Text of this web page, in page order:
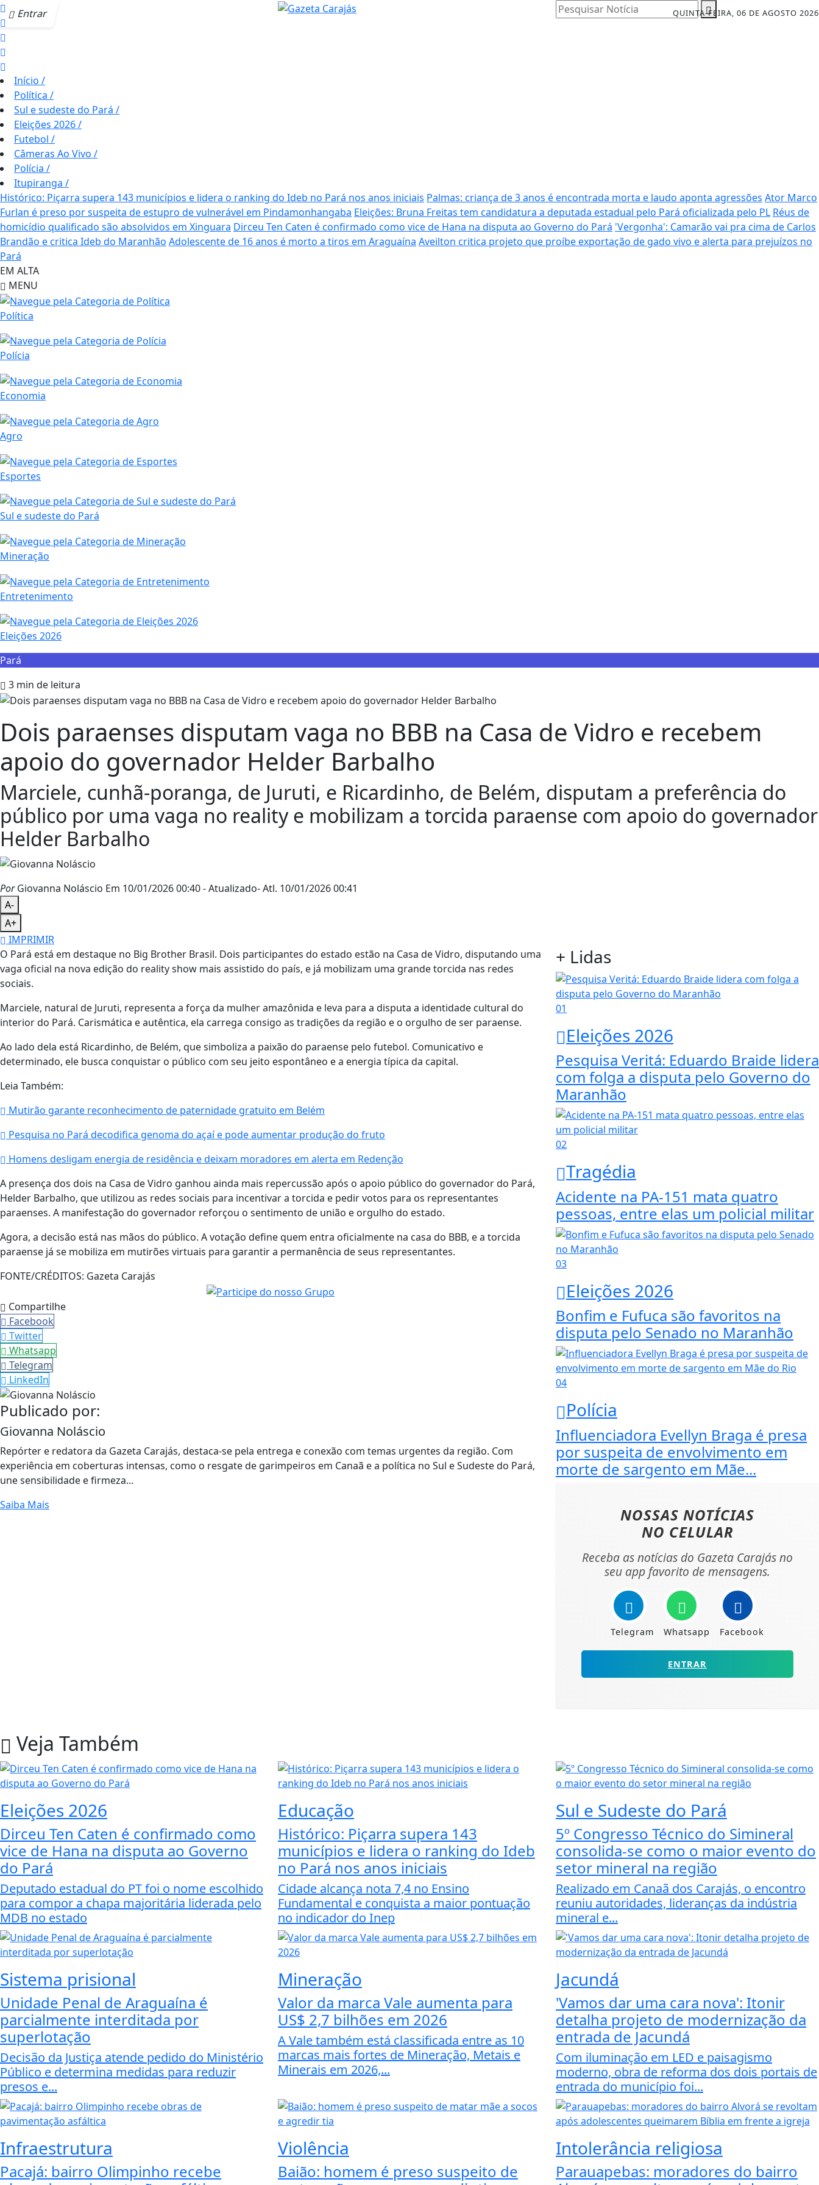
Entrar QUINTA-FEIRA, 06 DE AGOSTO 2026
Pesquisar Notícia
Início /
Política /
Sul e sudeste do Pará /
Eleições 2026/
Futebol /
Câmeras Ao Vivo /
Polícia /
Itupiranga /
Histórico: Piçarra supera 143 municípios e lidera o ranking do Ideb no Pará nos anos iniciais Palmas: criança de 3 anos é encontrada morta e laudo aponta agressões Ator Marco
Furlan é preso por suspeita de estupro de vulnerável em Pindamonhangaba Eleições: Bruna Freitas tem candidatura a deputada estadual pelo Pará oficializada pelo PL Réus de
homicídio qualificado são absolvidos em Xinguara Dirceu Ten Caten é confirmado como vice de Hana na disputa ao Governo do Pará 'Vergonha': Camarão vai pra cima de Carlos
Brandão e critica Ideb do Maranhão Adolescente de 16 anos é morto a tiros em Araguaína Aveilton critica projeto que proíbe exportação de gado vivo e alerta para prejuízos no
Pará
EM ALTA
MENU
Política
Polícia
Economia
Agro
Esportes
Sul e sudeste do Pará
Mineração
Entretenimento
Eleições 2026
Pará
3 min de leitura
Dois paraenses disputam vaga no BBB na Casa de Vidro e recebem
apoio do governador Helder Barbalho
Marciele, cunhã-poranga, de Juruti, e Ricardinho, de Belém, disputam a preferência do
público por uma vaga no reality e mobilizam a torcida paraense com apoio do governador
Helder Barbalho
PorGiovanna Noláscio Em 10/01/2026 00:40- Atualizado- Atl. 10/01/2026 00:41
A-
A+
IMPRIMIR
O Pará está em destaque no Big Brother Brasil. Dois participantes do estado estão na Casa de Vidro, disputando uma
vaga oficial na nova edição do reality show mais assistido do país, e já mobilizam uma grande torcida nas redes
sociais.
Marciele, natural de Juruti, representa a força da mulher amazônida e leva para a disputa a identidade cultural do
interior do Pará. Carismática e autêntica, ela carrega consigo as tradições da região e o orgulho de ser paraense.
Ao lado dela está Ricardinho, de Belém, que simboliza a paixão do paraense pelo futebol. Comunicativo e
determinado, ele busca conquistar o público com seu jeito espontâneo e a energia típica da capital.
Leia Também:
Mutirão garante reconhecimento de paternidade gratuito em Belém
Pesquisa no Pará decodifica genoma do açaí e pode aumentar produção do fruto
Homens desligam energia de residência e deixam moradores em alerta em Redenção
A presença dos dois na Casa de Vidro ganhou ainda mais repercussão após o apoio público do governador do Pará,
Helder Barbalho, que utilizou as redes sociais para incentivar a torcida e pedir votos para os representantes
paraenses. A manifestação do governador reforçou o sentimento de união e orgulho do estado.
Agora, a decisão está nas mãos do público. A votação define quem entra oficialmente na casa do BBB, e a torcida
paraense já se mobiliza em mutirões virtuais para garantir a permanência de seus representantes.
FONTE/CRÉDITOS: Gazeta Carajás
Compartilhe
Facebook
Twitter
Whatsapp
Telegram
LinkedIn
Publicado por:
Giovanna Noláscio
Repórter e redatora da Gazeta Carajás, destaca-se pela entrega e conexão com temas urgentes da região. Com
experiência em coberturas intensas, como o resgate de garimpeiros em Canaã e a política no Sul e Sudeste do Pará,
une sensibilidade e firmeza...
Saiba Mais
+ Lidas
01
Eleições 2026
Pesquisa Veritá: Eduardo Braide lidera
com folga a disputa pelo Governo do
Maranhão
02
Tragédia
Acidente na PA-151 mata quatro
pessoas, entre elas um policial militar
03
Eleições 2026
Bonfim e Fufuca são favoritos na
disputa pelo Senado no Maranhão
04
Polícia
Influenciadora Evellyn Braga é presa
por suspeita de envolvimento em
morte de sargento em Mãe...
NOSSAS NOTÍCIAS
NO CELULAR
Receba as notícias do Gazeta Carajás no
seu app favorito de mensagens.
Telegram Whatsapp Facebook
ENTRAR
Veja Também
Eleições 2026
Dirceu Ten Caten é confirmado como
vice de Hana na disputa ao Governo
do Pará
Deputado estadual do PT foi o nome escolhido
para compor a chapa majoritária liderada pelo
MDB no estado
Educação
Histórico: Piçarra supera 143
municípios e lidera o ranking do Ideb
no Pará nos anos iniciais
Cidade alcança nota 7,4 no Ensino
Fundamental e conquista a maior pontuação
no indicador do Inep
Sul e Sudeste do Pará
5º Congresso Técnico do Simineral
consolida-se como o maior evento do
setor mineral na região
Realizado em Canaã dos Carajás, o encontro
reuniu autoridades, lideranças da indústria
mineral e...
Sistema prisional
Unidade Penal de Araguaína é
parcialmente interditada por
superlotação
Decisão da Justiça atende pedido do Ministério
Público e determina medidas para reduzir
presos e...
Mineração
Valor da marca Vale aumenta para
US$ 2,7 bilhões em 2026
A Vale também está classificada entre as 10
marcas mais fortes de Mineração, Metais e
Minerais em 2026,...
Jacundá
'Vamos dar uma cara nova': Itonir
detalha projeto de modernização da
entrada de Jacundá
Com iluminação em LED e paisagismo
moderno, obra de reforma dos dois portais de
entrada do município foi...
Infraestrutura
Pacajá: bairro Olimpinho recebe
Violência
Baião: homem é preso suspeito de
Intolerância religiosa
Parauapebas: moradores do bairro